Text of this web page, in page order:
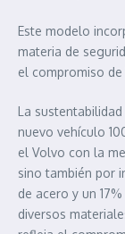
Este modelo
materia de
el compromiso
La
nuevo vehículo
el Volvo con la
sino también por
de acero y un
diversos